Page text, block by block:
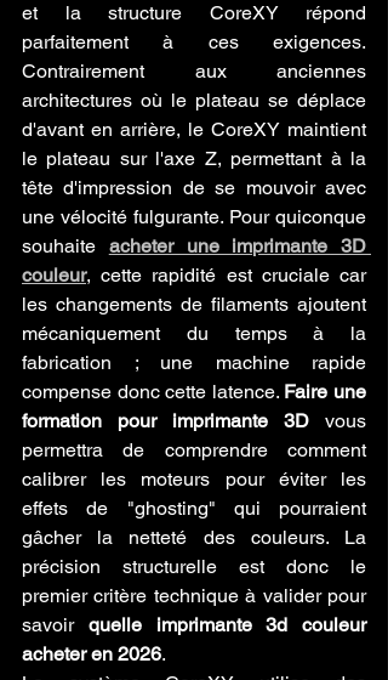
et la structure CoreXY répond
parfaitement à ces exigences.
Contrairement aux anciennes
architectures où le plateau se déplace
d'avant en arrière, le CoreXY maintient
le plateau sur l'axe Z, permettant à la
tête d'impression de se mouvoir avec
une vélocité fulgurante. Pour quiconque
souhaite acheter une imprimante 3D
couleur, cette rapidité est cruciale car
les changements de filaments ajoutent
mécaniquement du temps à la
fabrication ; une machine rapide
compense donc cette latence. Faire une
formation pour imprimante 3D vous
permettra de comprendre comment
calibrer les moteurs pour éviter les
effets de "ghosting" qui pourraient
gâcher la netteté des couleurs. La
précision structurelle est donc le
premier critère technique à valider pour
savoir quelle imprimante 3d couleur
acheter en 2026.